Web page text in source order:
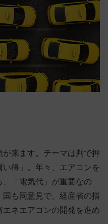
来ます。テーマは判で押
得」。年々、エアコンを
「電気代」が重要なの
も同意見で、経産省の指
ネエアコンの開発を進め